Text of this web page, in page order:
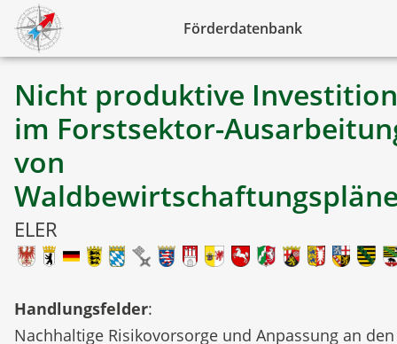
Förderdatenbank
Nicht produktive
im Forstsektor-
von
ELER
Handlungsfelder:
Nachhaltige Risikovorsorge und Anpassung an den